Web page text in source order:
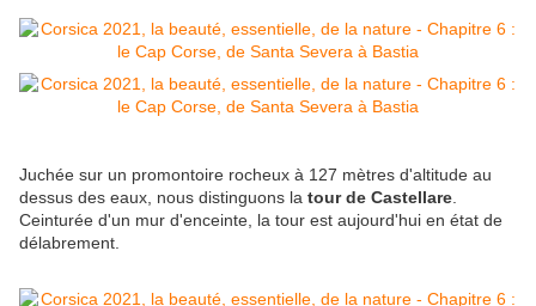
Juchée sur un promontoire rocheux à 127 mètres d'altitude au
dessus des eaux, nous distinguons la tour de Castellare
Ceinturée d'un mur d'enceinte, la tour est aujourd'hui en état de
délabrement.